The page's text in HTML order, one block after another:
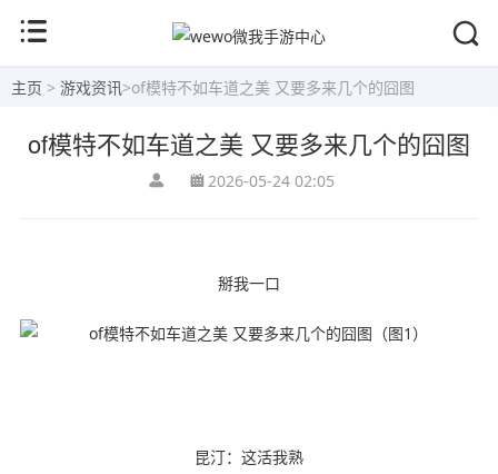
主页 > 游戏资讯>of模特不如车道之美 又要多来几个的囧图
of模特不如车道之美 又要多来几个的囧图
2026-05-24 02:05
掰我一口
昆汀：这活我熟